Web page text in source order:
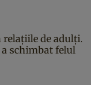
relațiile de adulți.
a schimbat felul